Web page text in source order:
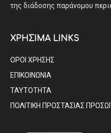
της διάδοσης παράνομου
ΧΡΗΣΙΜΑ LINKS
ΟΡΟΙ ΧΡΗΣΗΣ
ΕΠΙΚΟΙΝΩΝΙΑ
ΤΑΥΤΟΤΗΤΑ
ΠΟΛΙΤΙΚΗ ΠΡΟΣΤΑΣΙΑΣ